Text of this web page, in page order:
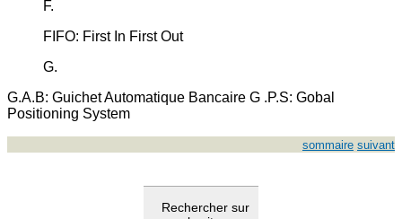
F.
FIFO: First In First Out
G.
G.A.B: Guichet Automatique Bancaire G .P.S: Gobal
Positioning System
sommaire suivant
Rechercher sur